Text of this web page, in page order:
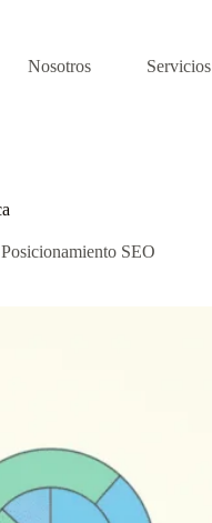
Nosotros Servicios
Posicionamiento SEO